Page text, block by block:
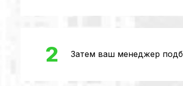
2 Затем ваш менеджер